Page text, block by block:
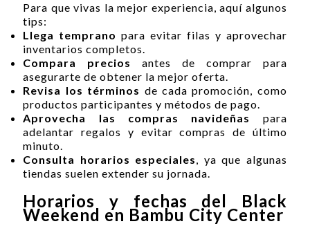
Para que vivas la mejor experiencia, aquí algunos
tips:
Llega temprano para evitar filas y aprovechar
inventarios completos.
Compara precios
antes de comprar para
asegurarte de obtener la mejor oferta.
Revisa los términos de cada promoción, como
productos participantes y métodos de pago.
Aprovecha las compras navideñas
para
adelantar regalos y evitar compras de último
minuto.
Consulta horarios especiales, ya que algunas
tiendas suelen extender su jornada.
Horarios y fechas del Black
Weekend en Bambu City Center